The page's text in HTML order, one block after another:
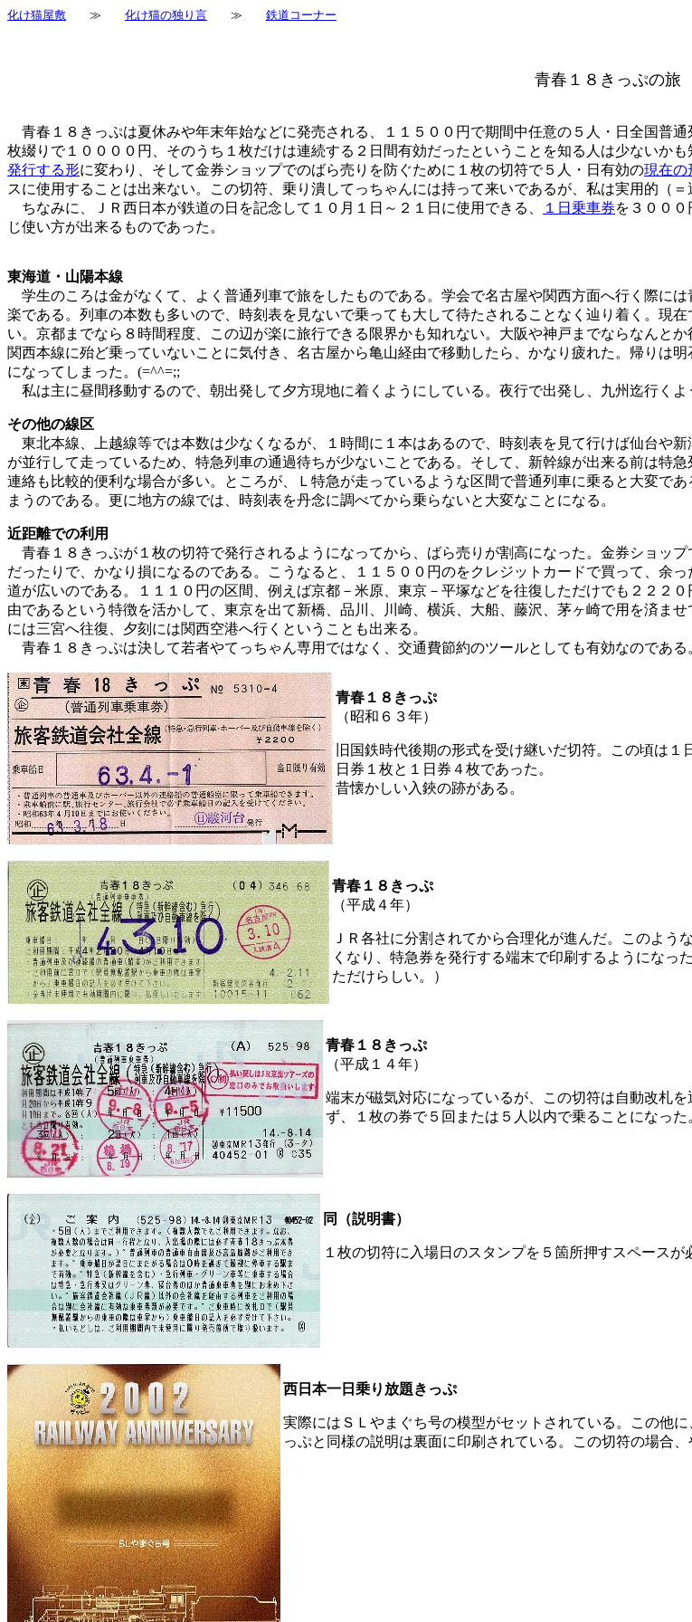
化け猫屋敷 ≫ 化け猫の独り言 ≫ 鉄道コーナー
青春１８きっぷの旅
青春１８きっぷは夏休みや年末年始などに発売される、１１５００円で期間中任意の５人・日全国普
枚綴りで１００００円、そのうち１枚だけは連続する２日間有効だったということを知る人は少ないかも
発行する形に変わり、そして金券ショップでのばら売りを防ぐために１枚の切符で５人・日有効の現在の
スに使用することは出来ない。この切符、乗り潰してっちゃんには持って来いであるが、私は実用的（＝
ちなみに、ＪＲ西日本が鉄道の日を記念して１０月１日～２１日に使用できる、
１日乗車券を３００
じ使い方が出来るものであった。
東海道・山陽本線
学生のころは金がなくて、よく普通列車で旅をしたものである。学会で名古屋や関西方面へ行く際に
楽である。列車の本数も多いので、時刻表を見ないで乗っても大して待たされることなく辿り着く。現
い。京都までなら８時間程度、この辺が楽に旅行できる限界かも知れない。大阪や神戸までならなんと
関西本線に殆ど乗っていないことに気付き、名古屋から亀山経由で移動したら、かなり疲れた。帰りは
になってしまった。(=^^=;;
私は主に昼間移動するので、朝出発して夕方現地に着くようにしている。夜行で出発し、九州迄行く
その他の線区
東北本線、上越線等では本数は少なくなるが、１時間に１本はあるので、時刻表を見て行けば仙台や
が並行して走っているため、特急列車の通過待ちが少ないことである。そして、新幹線が出来る前は特
連絡も比較的便利な場合が多い。ところが、Ｌ特急が走っているような区間で普通列車に乗ると大変で
まうのである。更に地方の線では、時刻表を丹念に調べてから乗らないと大変なことになる。
近距離での利用
青春１８きっぷが１枚の切符で発行されるようになってから、ばら売りが割高になった。金券ショッ
だったりで、かなり損になるのである。こうなると、１１５００円のをクレジットカードで買って、余
道が広いのである。１１１０円の区間、例えば京都－米原、東京－平塚などを往復しただけでも２２２
由であるという特徴を活かして、東京を出て新橋、品川、川崎、横浜、大船、藤沢、茅ヶ崎で用を済ま
には三宮へ往復、夕刻には関西空港へ行くということも出来る。
青春１８きっぷは決して若者やてっちゃん専用ではなく、交通費節約のツールとしても有効なのである
青春１８きっぷ
（昭和６３年）
旧国鉄時代後期の形式を受け継いだ切符。この頃は
日券１枚と１日券４枚であった。
昔懐かしい入鋏の跡がある。
青春１８きっぷ
（平成４年）
ＪＲ各社に分割されてから合理化が進んだ。このよ
くなり、特急券を発行する端末で印刷するようになっ
ただけらしい。）
青春１８きっぷ
（平成１４年）
端末が磁気対応になっているが、この切符は自動改札
ず、１枚の券で５回または５人以内で乗ることになった
同（説明書）
１枚の切符に入場日のスタンプを５箇所押すスペース
西日本一日乗り放題きっぷ
実際にはＳＬやまぐち号の模型がセットされている。この他
っぷと同様の説明は裏面に印刷されている。この切符の場合